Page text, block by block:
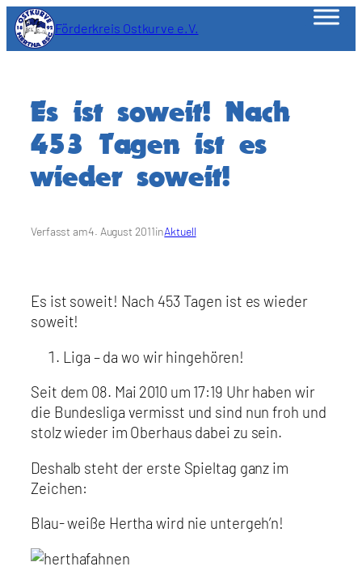
Zum
Inhalt
springen
Förderkreis Ostkurve e.V.
Es ist soweit! Nach
453 Tagen ist es
wieder soweit!
Verfasst am4. August 2011inAktuell
Es ist soweit! Nach 453 Tagen ist es wieder
soweit!
Liga – da wo wir hingehören!
Seit dem 08. Mai 2010 um 17:19 Uhr haben wir
die Bundesliga vermisst und sind nun froh und
stolz wieder im Oberhaus dabei zu sein.
Deshalb steht der erste Spieltag ganz im
Zeichen:
Blau- weiße Hertha wird nie untergeh’n!